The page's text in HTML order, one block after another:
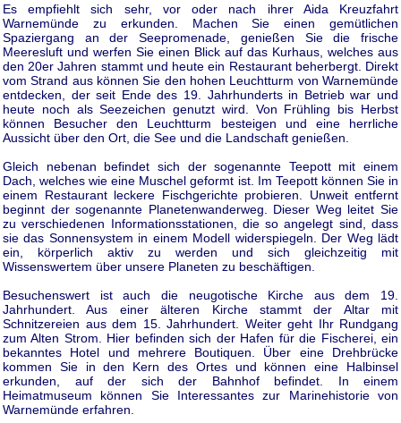
Es empfiehlt sich sehr, vor oder nach ihrer Aida Kreuzfahrt
Warnemünde zu erkunden. Machen Sie einen gemütlichen
Spaziergang an der Seepromenade, genießen Sie die frische
Meeresluft und werfen Sie einen Blick auf das Kurhaus, welches aus
den 20er Jahren stammt und heute ein Restaurant beherbergt. Direkt
vom Strand aus können Sie den hohen Leuchtturm von Warnemünde
entdecken, der seit Ende des 19. Jahrhunderts in Betrieb war und
heute noch als Seezeichen genutzt wird. Von Frühling bis Herbst
können Besucher den Leuchtturm besteigen und eine herrliche
Aussicht über den Ort, die See und die Landschaft genießen.
Gleich nebenan befindet sich der sogenannte Teepott mit einem
Dach, welches wie eine Muschel geformt ist. Im Teepott können Sie in
einem Restaurant leckere Fischgerichte probieren. Unweit entfernt
beginnt der sogenannte Planetenwanderweg. Dieser Weg leitet Sie
zu verschiedenen Informationsstationen, die so angelegt sind, dass
sie das Sonnensystem in einem Modell widerspiegeln. Der Weg lädt
ein, körperlich aktiv zu werden und sich gleichzeitig mit
Wissenswertem über unsere Planeten zu beschäftigen.
Besuchenswert ist auch die neugotische Kirche aus dem 19.
Jahrhundert. Aus einer älteren Kirche stammt der Altar mit
Schnitzereien aus dem 15. Jahrhundert. Weiter geht Ihr Rundgang
zum Alten Strom. Hier befinden sich der Hafen für die Fischerei, ein
bekanntes Hotel und mehrere Boutiquen. Über eine Drehbrücke
kommen Sie in den Kern des Ortes und können eine Halbinsel
erkunden, auf der sich der Bahnhof befindet. In einem
Heimatmuseum können Sie Interessantes zur Marinehistorie von
Warnemünde erfahren.